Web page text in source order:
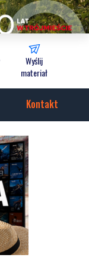
Wyślij
materiał
Kontakt